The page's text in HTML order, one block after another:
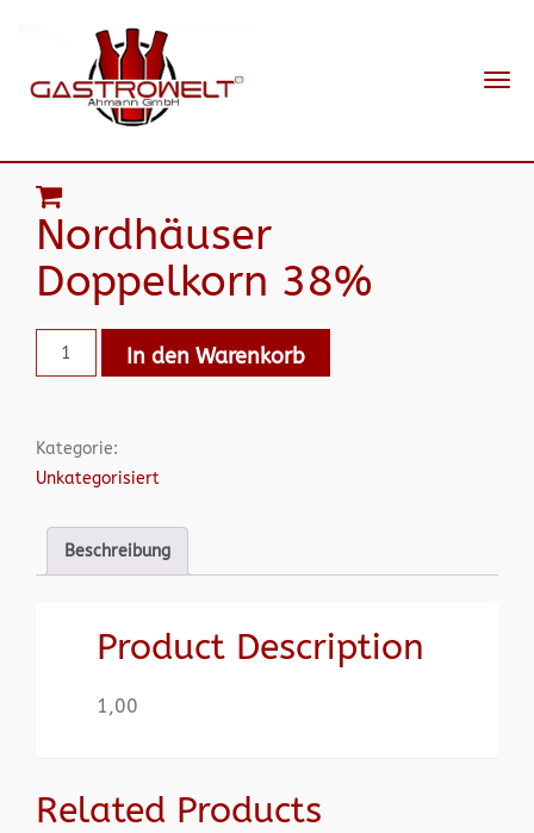
Nordhäuser
Doppelkorn 38%
In den Warenkorb
Kategorie:
Unkategorisiert
Beschreibung
Product Description
1,00
Related Products